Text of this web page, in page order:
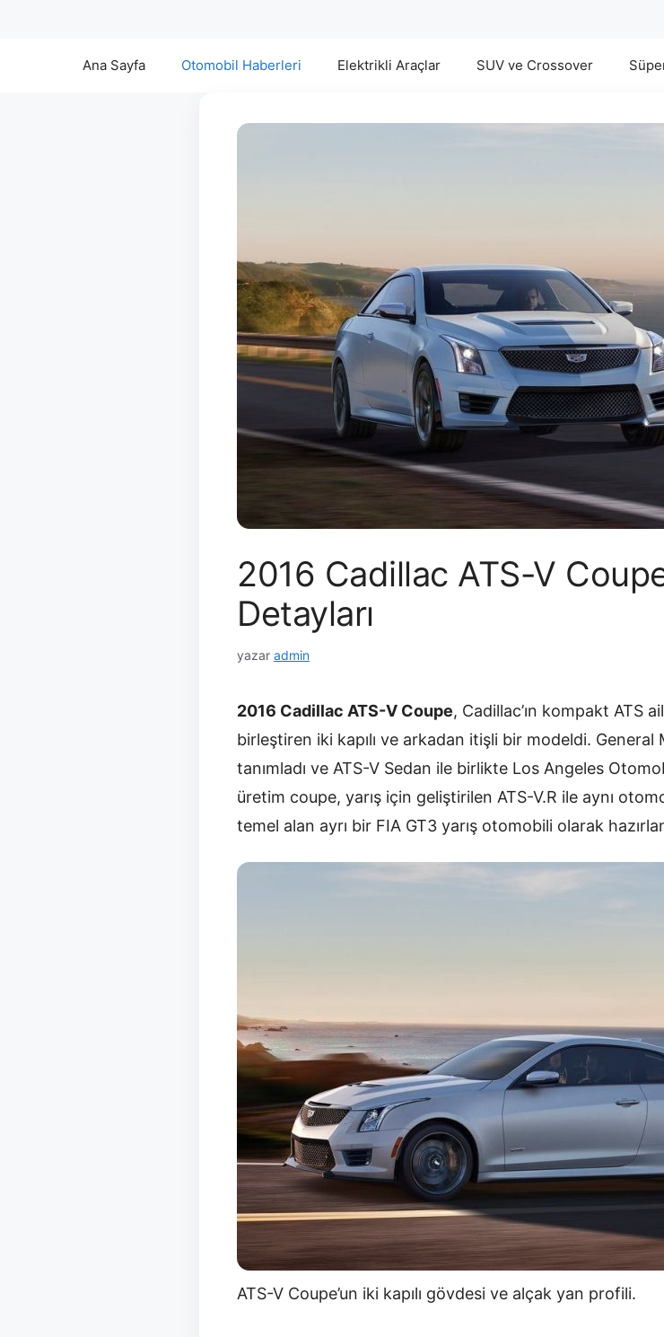
Ana Sayfa Otomobil Haberleri Elektrikli Araçlar SUV ve Crossover
2016 Cadillac ATS-V
Detayları
yazar admin
2016 Cadillac ATS-V Coupe, Cadillac’ın kompakt ATS
birleştiren iki kapılı ve arkadan itişli bir modeldi. General
tanımladı ve ATS-V Sedan ile birlikte Los Angeles
üretim coupe, yarış için geliştirilen ATS-V.R ile aynı
temel alan ayrı bir FIA GT3 yarış otomobili olarak
ATS-V Coupe’un iki kapılı gövdesi ve alçak yan profili.